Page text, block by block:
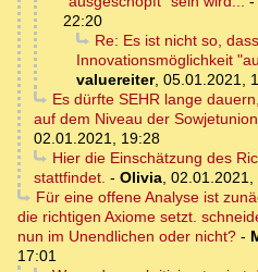
22:20
Re: Es ist nicht so,
Innovationsmöglichkeit
valuereiter, 05.01.2021,
Es dürfte SEHR lange
auf dem Niveau der
02.01.2021, 19:28
Hier die Einschätzung des
stattfindet. - Olivia, 02.01.2021,
Für eine offene Analyse ist
die richtigen Axiome setzt.
nun im Unendlichen oder nicht? -
17:01